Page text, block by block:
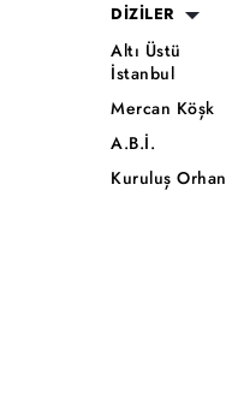
DİZİLER
Altı Üstü
İstanbul
Mercan Köşk
A.B.İ.
Kuruluş Orhan